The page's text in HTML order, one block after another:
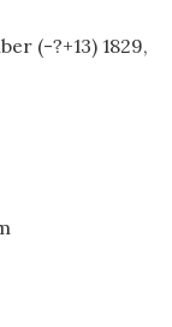
(-?+13) 1829,